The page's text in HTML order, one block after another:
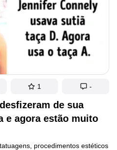
de sua
e agora estão muito
procedimentos estéticos
1 -